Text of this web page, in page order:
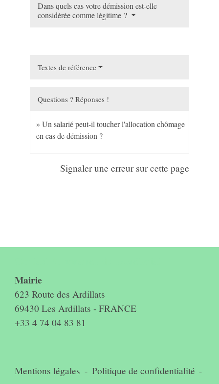
Dans quels cas votre démission est-elle
considérée comme légitime ?
Textes de référence
Questions ? Réponses !
Un salarié peut-il toucher l'allocation chômage
en cas de démission ?
Signaler une erreur sur cette page
Mairie
623 Route des Ardillats
69430 Les Ardillats - FRANCE
+33 4 74 04 83 81
Mentions légales - Politique de confidentialité -